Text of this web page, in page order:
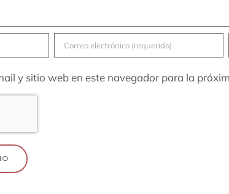
y sitio web en este navegador para la